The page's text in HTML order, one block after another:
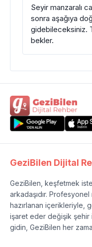
Seyir manzaralı
sonra aşağıya
gidebileceksiniz.
bekler.
GeziBilen Dijital
GeziBilen, keşfetmek
arkadaşıdır.
hazırlanan içerikleriyle,
işaret eder değişik şehir
gidin, GeziBilen her